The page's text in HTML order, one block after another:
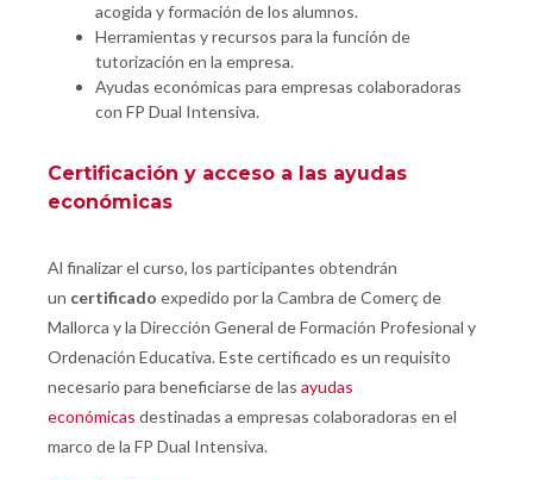
acogida y formación de los alumnos.
Herramientas y recursos para la función de
tutorización en la empresa.
Ayudas económicas para empresas colaboradoras
con FP Dual Intensiva.
Certificación y acceso a las ayudas
económicas
Al finalizar el curso, los participantes obtendrán
un certificado expedido por la Cambra de Comerç de
Mallorca y la Dirección General de Formación Profesional y
Ordenación Educativa. Este certificado es un requisito
necesario para beneficiarse de las ayudas
económicas destinadas a empresas colaboradoras en el
marco de la FP Dual Intensiva.